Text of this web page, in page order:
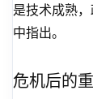
是技术成熟
中指出。
危机后的